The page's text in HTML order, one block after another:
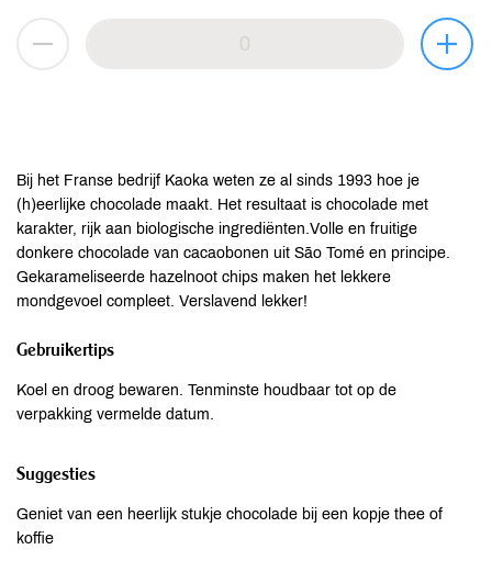
Bij het Franse bedrijf Kaoka weten ze al sinds 1993 hoe je
(h)eerlijke chocolade maakt. Het resultaat is chocolade met
karakter, rijk aan biologische ingrediënten.Volle en fruitige
donkere chocolade van cacaobonen uit São Tomé en principe.
Gekarameliseerde hazelnoot chips maken het lekkere
mondgevoel compleet. Verslavend lekker!
Gebruikertips
Koel en droog bewaren. Tenminste houdbaar tot op de
verpakking vermelde datum.
Suggesties
Geniet van een heerlijk stukje chocolade bij een kopje thee of
koffie